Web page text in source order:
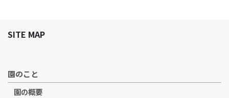
SITE MAP
園のこと
園の概要